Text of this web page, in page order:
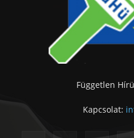
Független
Kapcsolat: